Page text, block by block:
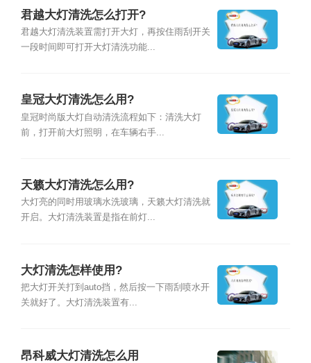
君越大灯清洗怎么打开?
君越大灯清洗装置需打开大灯，再按住雨刮开关
一段时间即可打开大灯清洗功能...
皇冠大灯清洗怎么用?
皇冠时尚版大灯自动清洗流程如下：清洗大灯
前，打开前大灯照明，在车辆右手...
天籁大灯清洗怎么用?
大灯亮的同时用玻璃水洗玻璃，天籁大灯清洗就
开启。大灯清洗装置是指在前灯...
大灯清洗怎样使用?
把大灯开关打到auto挡，然后按一下雨刮喷水开
关就好了。大灯清洗装置有...
昂科威大灯清洗怎么用